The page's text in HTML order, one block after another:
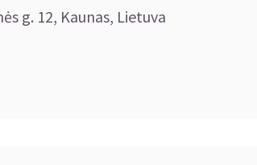
g. 12, Kaunas, Lietuva